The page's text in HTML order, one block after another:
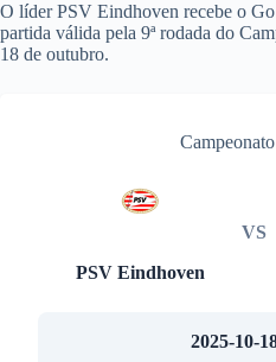
O líder PSV Eindhoven recebe o
partida válida pela 9ª rodada do
18 de outubro.
PSV Eindhoven
VS
2025-10-